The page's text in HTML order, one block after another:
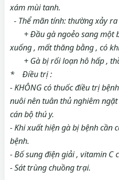
xám mùi tanh.
- Thể mãn tính: thường xảy
+ Đầu gà ngoẻo sang một
xuống , mất thăng bằng , có
+ Gà bị rối loạn hô hấp ,
* Điều trị :
- KHÔNG có thuốc điều trị
nuôi nên tuân thủ nghiêm
cán bộ thú y.
- Khi xuất hiện gà bị bệnh cần
bệnh.
- Bố sung điện giải , vitamin C
- Sát trùng chuồng trại.